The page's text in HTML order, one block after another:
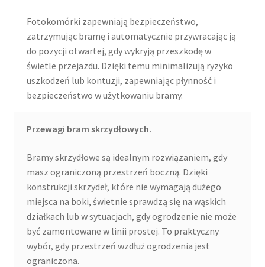
Fotokomórki zapewniają bezpieczeństwo,
zatrzymując bramę i automatycznie przywracając ją
do pozycji otwartej, gdy wykryją przeszkodę w
świetle przejazdu. Dzięki temu minimalizują ryzyko
uszkodzeń lub kontuzji, zapewniając płynność i
bezpieczeństwo w użytkowaniu bramy.
Przewagi bram skrzydłowych.
Bramy skrzydłowe są idealnym rozwiązaniem, gdy
masz ograniczoną przestrzeń boczną. Dzięki
konstrukcji skrzydeł, które nie wymagają dużego
miejsca na boki, świetnie sprawdzą się na wąskich
działkach lub w sytuacjach, gdy ogrodzenie nie może
być zamontowane w linii prostej. To praktyczny
wybór, gdy przestrzeń wzdłuż ogrodzenia jest
ograniczona.